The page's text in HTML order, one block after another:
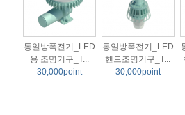
통일방폭전기_LED
용 조명기구_T...
30,000point
통일방폭전기_LED
핸드조명기구_T...
30,000point